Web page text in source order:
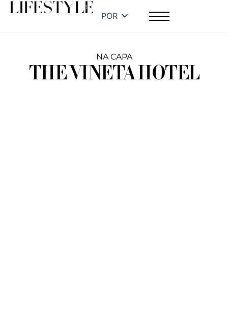
POR
NA CAPA
THE VINETA HOTEL